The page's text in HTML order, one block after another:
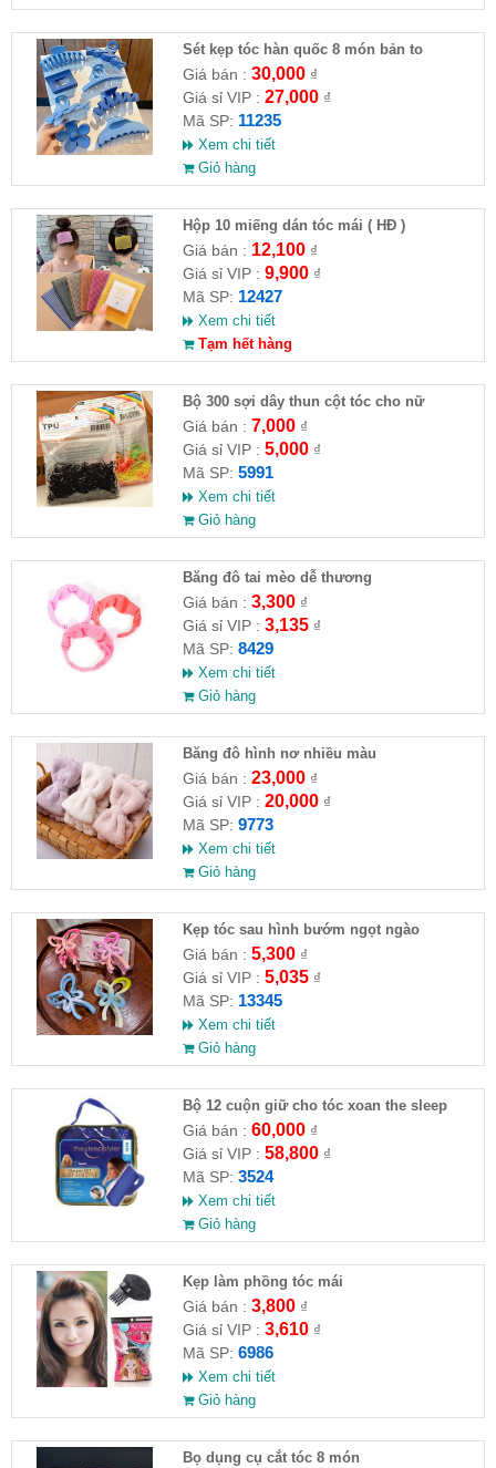
Sét kẹp tóc hàn quốc 8 món bản to
Giá bán : 30,000₫
Giá sỉ VIP : 27,000₫
Mã SP: 11235
Xem chi tiết
Giỏ hàng
Hộp 10 miếng dán tóc mái ( HĐ )
Giá bán : 12,100₫
Giá sỉ VIP : 9,900₫
Mã SP: 12427
Xem chi tiết
Tạm hết hàng
Bộ 300 sợi dây thun cột tóc cho nữ
Giá bán : 7,000₫
Giá sỉ VIP : 5,000₫
Mã SP: 5991
Xem chi tiết
Giỏ hàng
Băng đô tai mèo dễ thương
Giá bán : 3,300₫
Giá sỉ VIP : 3,135₫
Mã SP: 8429
Xem chi tiết
Giỏ hàng
Băng đô hình nơ nhiều màu
Giá bán : 23,000₫
Giá sỉ VIP : 20,000₫
Mã SP: 9773
Xem chi tiết
Giỏ hàng
Kẹp tóc sau hình bướm ngọt ngào
Giá bán : 5,300₫
Giá sỉ VIP : 5,035₫
Mã SP: 13345
Xem chi tiết
Giỏ hàng
Bộ 12 cuộn giữ cho tóc xoan the sleep
Giá bán : 60,000₫
Giá sỉ VIP : 58,800₫
Mã SP: 3524
Xem chi tiết
Giỏ hàng
Kẹp làm phồng tóc mái
Giá bán : 3,800₫
Giá sỉ VIP : 3,610₫
Mã SP: 6986
Xem chi tiết
Giỏ hàng
Bọ dụng cụ cắt tóc 8 món